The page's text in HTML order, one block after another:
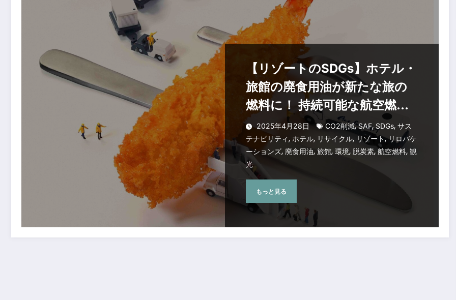
【リゾートのSDGs】ホテル・
旅館の廃食用油が新たな旅の
燃料に！ 持続可能な航空燃料
（SAF）の原料となる廃食用
油の提供を開始
2025年4月28日 CO2削減,SAF,SDGs, サス
テナビリティ, ホテル, リサイクル, リゾート,リロバケ
ーションズ, 廃食用油, 旅館, 環境, 脱炭素, 航空燃料, 観
光
もっと見る